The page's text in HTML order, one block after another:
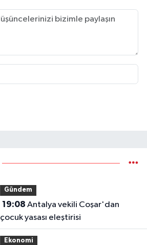
Gündem
19:08
çocuk yasası eleştirisi
Ekonomi